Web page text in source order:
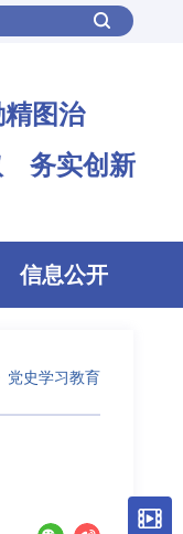
图治
务实创新
信息公开
党史学习教育